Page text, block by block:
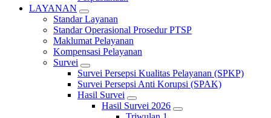
LAYANAN
Standar Layanan
Standar Operasional Prosedur PTSP
Maklumat Pelayanan
Kompensasi Pelayanan
Survei
Survei Persepsi Kualitas Pelayanan (SPKP)
Survei Persepsi Anti Korupsi (SPAK)
Hasil Survei
Hasil Survei 2026